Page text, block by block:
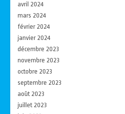
avril 2024
mars 2024
février 2024
janvier 2024
décembre 2023
novembre 2023
octobre 2023
septembre 2023
août 2023
juillet 2023